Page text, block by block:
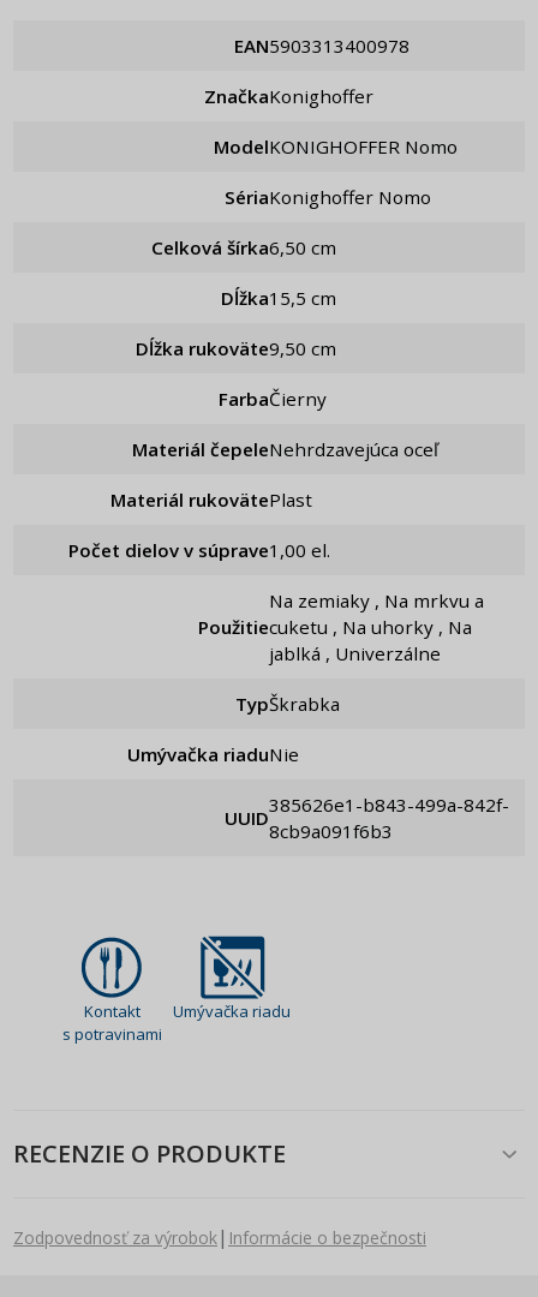
EAN 5903313400978
Značka Konighoffer
Model KONIGHOFFER Nomo
Séria Konighoffer Nomo
Celková šírka 6,50 cm
Dĺžka 15,5 cm
Dĺžka rukoväte 9,50 cm
Farba Čierny
Materiál čepele Nehrdzavejúca oceľ
Materiál rukoväte Plast
Počet dielov v súprave 1,00 el.
Použitie
Na zemiaky , Na mrkvu a
cuketu , Na uhorky , Na
jablká , Univerzálne
Typ Škrabka
Umývačka riadu Nie
UUID
385626e1-b843-499a-842f-
8cb9a091f6b3
Kontakt
s potravinami
Umývačka riadu
RECENZIE O PRODUKTE
Zodpovednosť za výrobok| Informácie o bezpečnosti